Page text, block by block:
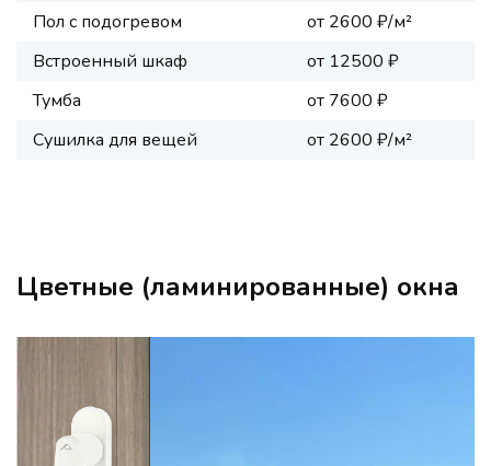
Пол с подогревом
от 2600 ₽/м²
Встроенный шкаф
от 12500 ₽
Тумба
от 7600 ₽
Сушилка для вещей
от 2600 ₽/м²
Цветные (ламинированные) окна